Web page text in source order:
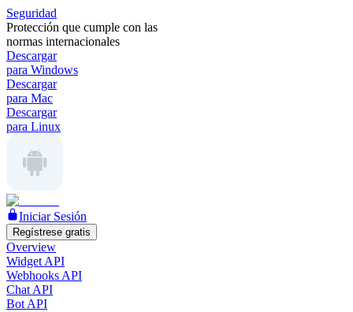
Seguridad
Protección que cumple con las
normas internacionales
Descargar
para Windows
Descargar
para Mac
Descargar
para Linux
Iniciar Sesión
Regístrese gratis
Overview
Widget API
Webhooks API
Chat API
Bot API